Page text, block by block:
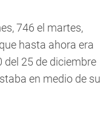
746 el martes,
hasta ahora era
del 25 de diciembre
en medio de su